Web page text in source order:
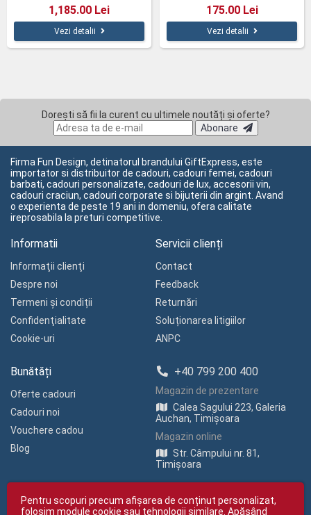
1,185.00 Lei
Vezi detalii
175.00 Lei
Vezi detalii
Dorești să fii la curent cu ultimele noutăți și oferte?
Abonare
Firma Fun Design, detinatorul brandului GiftExpress, este
importator si distribuitor de cadouri, cadouri femei, cadouri
barbati, cadouri personalizate, cadouri de lux, accesorii vin,
cadouri craciun, cadouri corporate si bijuterii din argint. Avand
o experienta de peste 19 ani in domeniu, ofera calitate
ireprosabila la preturi competitive.
Informatii
Informaţii clienţi
Despre noi
Termeni și condiții
Confidenţialitate
Cookie-uri
Servicii clienți
Contact
Feedback
Returnări
Soluționarea litigiilor
ANPC
Bunătăți
Oferte cadouri
Cadouri noi
Vouchere cadou
Blog
+40 799 200 400
Magazin de prezentare
Calea Sagului 223, Galeria
Auchan, Timișoara
Magazin online
Str. Câmpului nr. 81,
Timișoara
Pentru scopuri precum afișarea de conținut personalizat,
folosim module cookie sau tehnologii similare. Apăsând